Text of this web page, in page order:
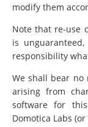
modify them
Note that re-use
is
responsibility
We shall bear no
arising from
software for
Domotica Labs